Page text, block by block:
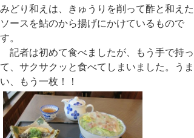
みどり和えは、きゅうりを削って酢と和えた
ソースを鮎のから揚げにかけているもので
す。
記者は初めて食べましたが、もう手で持っ
て、サクサクッと食べてしまいました。うま
い、もう一枚！！